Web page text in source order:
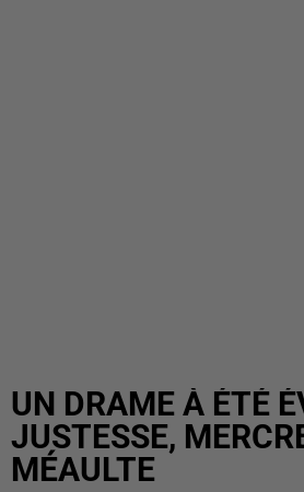
UN DRAME À ÉTÉ
JUSTESSE,
MÉAULTE